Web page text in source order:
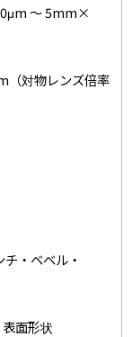
～ 5mm×
（対物レンズ倍率
・ベベル・
面形状